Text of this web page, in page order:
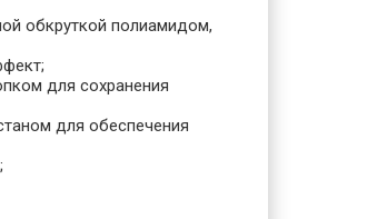
обкруткой полиамидом,
для сохранения
для обеспечения